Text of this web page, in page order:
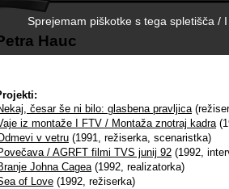
Hauc
česar še ni bilo: glasbena pravljica
iz montaže I FTV / Montaža znotraj kadra
v vetru (1991, režiserka, scenaristka)
/ AGRFT filmi TVS junij 92 (1992,
Johna Cagea(1992, realizatorka)
of Love (1992, režiserka)
Sprejemam piškotke s tega spletišča /